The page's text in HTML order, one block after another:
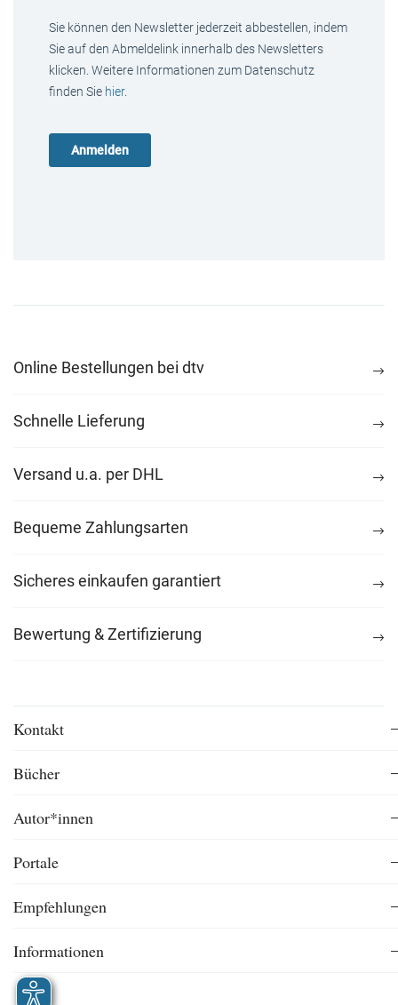
Sie können den Newsletter jederzeit abbestellen, indem
Sie auf den Abmeldelink innerhalb des Newsletters
klicken. Weitere Informationen zum Datenschutz
finden Sie hier.
Online Bestellungen bei dtv
Schnelle Lieferung
Versand u.a. per DHL
Bequeme Zahlungsarten
Sicheres einkaufen garantiert
Bewertung & Zertifizierung
Kontakt
Bücher
Autor*innen
Portale
Empfehlungen
Informationen